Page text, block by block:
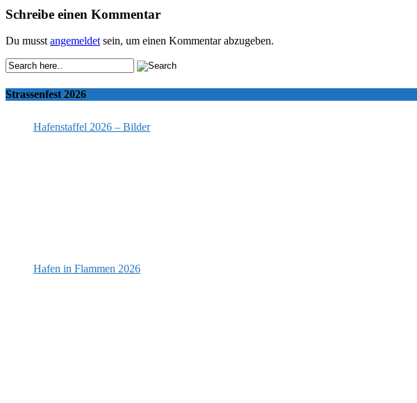
Schreibe einen Kommentar
Du musst angemeldet sein, um einen Kommentar abzugeben.
Strassenfest 2026
Hafenstaffel 2026 – Bilder
Hafen in Flammen 2026